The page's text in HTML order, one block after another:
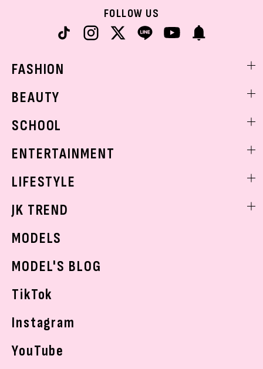
FOLLOW US
FASHION
着回し
BEAUTY
ベストコスメ
ボディケア
SCHOOL
学校ヘアメイク
ENTERTAINMENT
K-POP
LIFESTYLE
モデルの購入品
JK TREND
MODELS
MODEL'S BLOG
TikTok
Instagram
YouTube